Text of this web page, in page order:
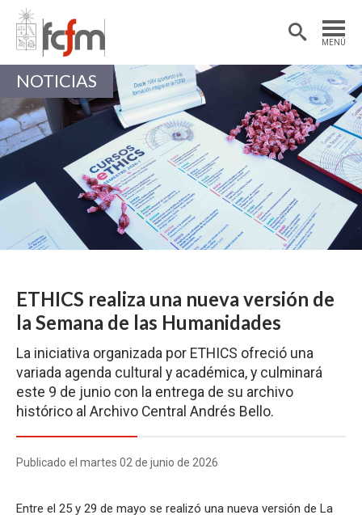
MENÚ
Estudiantes
Académicas/os
NOTICIAS
ETHICS realiza una nueva versión de
la Semana de las Humanidades
La iniciativa organizada por ETHICS ofreció una
variada agenda cultural y académica, y culminará
este 9 de junio con la entrega de su archivo
histórico al Archivo Central Andrés Bello.
Publicado el martes 02 de junio de 2026
Entre el 25 y 29 de mayo se realizó una nueva versión de La